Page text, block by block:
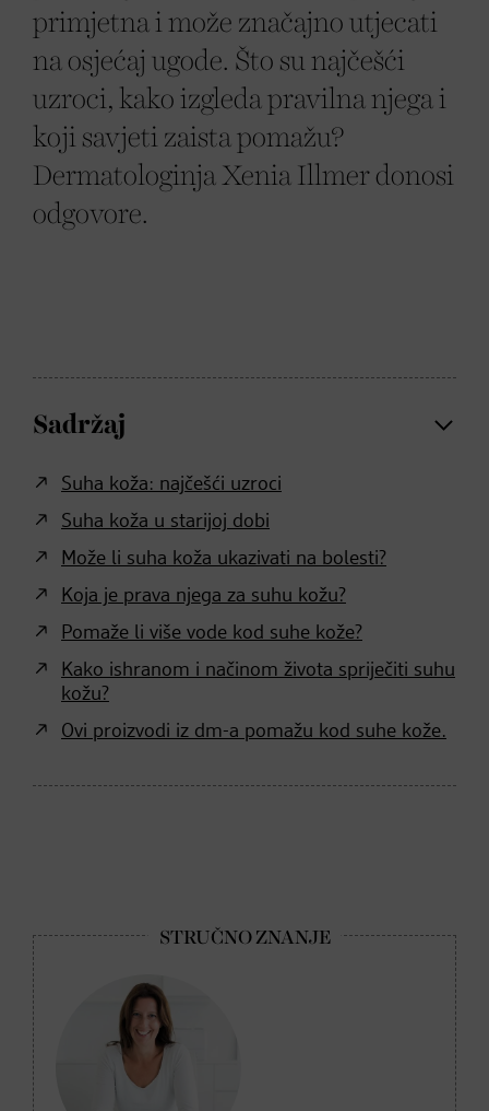
primjetna i može značajno utjecati
na osjećaj ugode. Što su najčešći
uzroci, kako izgleda pravilna njega i
koji savjeti zaista pomažu?
Dermatologinja Xenia Illmer donosi
odgovore.
Sadržaj
Suha koža: najčešći uzroci
Suha koža u starijoj dobi
Može li suha koža ukazivati na bolesti?
Koja je prava njega za suhu kožu?
Pomaže li više vode kod suhe kože?
Kako ishranom i načinom života spriječiti suhu
kožu?
Ovi proizvodi iz dm-a pomažu kod suhe kože.